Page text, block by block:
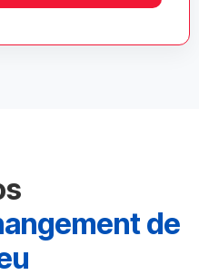
de